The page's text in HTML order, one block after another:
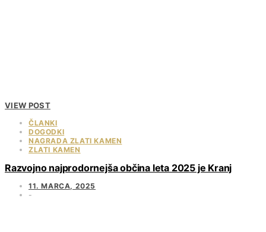
VIEW POST
ČLANKI
DOGODKI
NAGRADA ZLATI KAMEN
ZLATI KAMEN
Razvojno najprodornejša občina leta 2025 je Kranj
11. MARCA, 2025